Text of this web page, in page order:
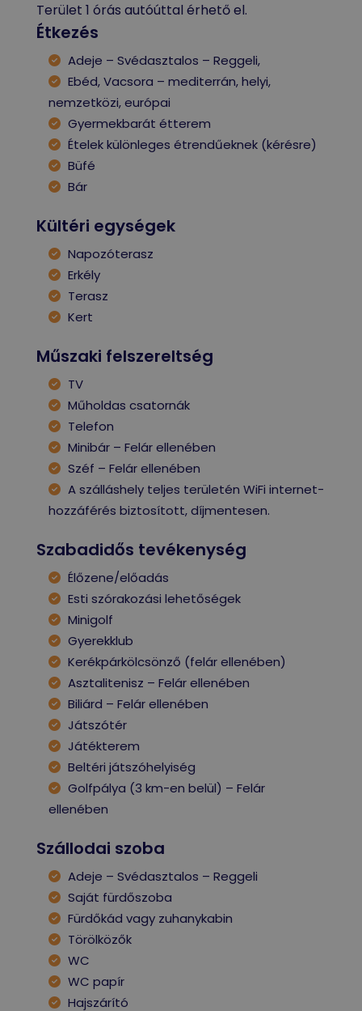
Terület 1 órás autóúttal érhető el.
Étkezés
Adeje – Svédasztalos – Reggeli,
Ebéd, Vacsora – mediterrán, helyi,
nemzetközi, európai
Gyermekbarát étterem
Ételek különleges étrendűeknek (kérésre)
Büfé
Bár
Kültéri egységek
Napozóterasz
Erkély
Terasz
Kert
Műszaki felszereltség
TV
Műholdas csatornák
Telefon
Minibár – Felár ellenében
Széf – Felár ellenében
A szálláshely teljes területén WiFi internet-
hozzáférés biztosított, díjmentesen.
Szabadidős tevékenység
Élőzene/előadás
Esti szórakozási lehetőségek
Minigolf
Gyerekklub
Kerékpárkölcsönző (felár ellenében)
Asztalitenisz – Felár ellenében
Biliárd – Felár ellenében
Játszótér
Játékterem
Beltéri játszóhelyiség
Golfpálya (3 km-en belül) – Felár
ellenében
Szállodai szoba
Adeje – Svédasztalos – Reggeli
Saját fürdőszoba
Fürdőkád vagy zuhanykabin
Törölközők
WC
WC papír
Hajszárító